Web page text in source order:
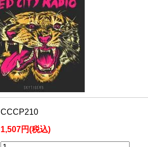
CCCP210
1,507円(税込)